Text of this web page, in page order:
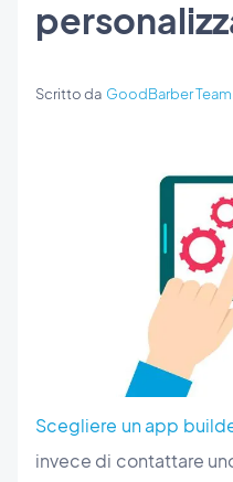
Scritto da GoodBarber Team
Scegliere un app
invece di contattare